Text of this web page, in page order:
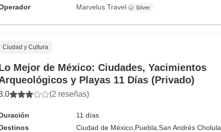
Marvelus Travel
Ciudad y Cultura
Mejor de México: Ciudades, Yacimientos
y Playas 11 Días (Privado)
(2 reseñas)
11 días
Ciudad de México, Puebla, San Andrés Cholula,